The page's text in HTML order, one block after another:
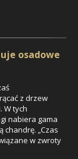
osadowe
z drzew
W tych
nabiera gama
chandrę. „Czas
w zwroty